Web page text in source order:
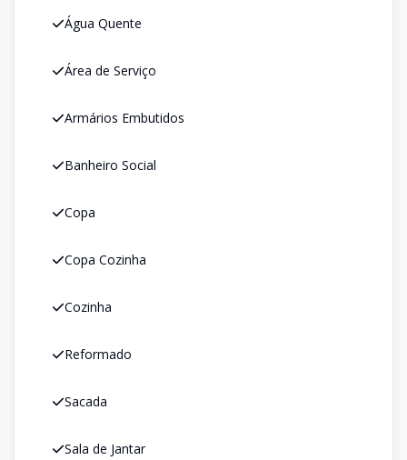
Água Quente
Área de Serviço
Armários Embutidos
Banheiro Social
Copa
Copa Cozinha
Cozinha
Reformado
Sacada
Sala de Jantar